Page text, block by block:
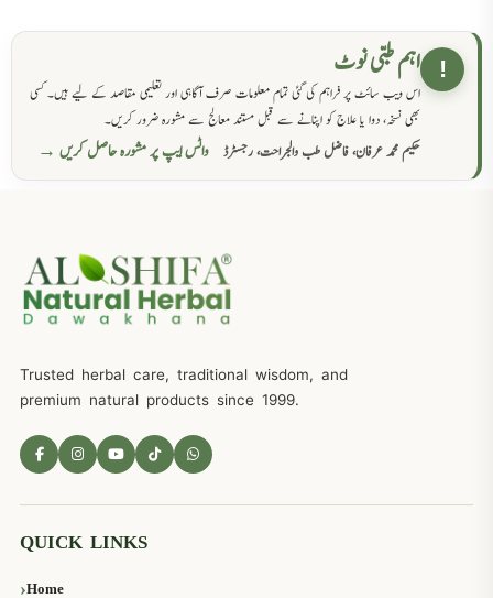
! اہم طبی نوٹ
اس ویب سائٹ پر فراہم کی گئی تمام معلومات صرف آگاہی اور تعلیمی مقاصد کے لیے ہیں۔ کسی
بھی نسخہ، دوا یا علاج کو اپنانے سے قبل مستند معالج سے مشورہ ضرور کریں۔
حکیم محمد عرفان، فاضل طب والجراحت، رجسٹرڈ
واٹس ایپ پر مشورہ حاصل کریں →
Trusted herbal care, traditional wisdom, and
premium natural products since 1999.
QUICK LINKS
Home